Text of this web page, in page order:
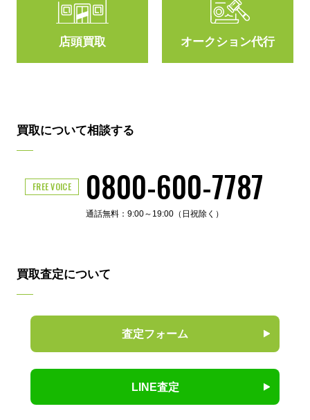
店頭買取 オークション代行
買取について相談する
FREE VOICE 0800-600-7787
通話無料：9:00～19:00（日祝除く）
買取査定について
査定フォーム
LINE査定